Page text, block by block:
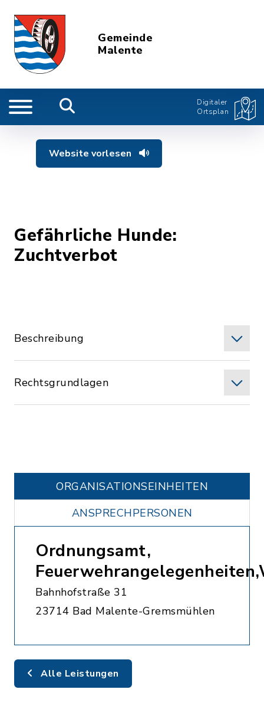
Gemeinde
Malente
Digitaler
Ortsplan
Website vorlesen
Gefährliche Hunde:
Zuchtverbot
Beschreibung
Rechtsgrundlagen
ORGANISATIONS­EINHEITEN
ANSPRECHPERSONEN
Ordnungsamt,
Bahnhofstraße 31
23714 Bad Malente-Gremsmühlen
Alle Leistungen